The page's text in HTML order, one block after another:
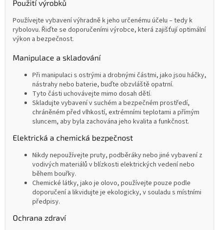
Použití výrobků
Používejte vybavení výhradně k jeho určenému účelu – tedy k
rybolovu. Řiďte se doporučeními výrobce, která zajišťují optimální
výkon a bezpečnost.
Manipulace a skladování
Při manipulaci s ostrými a drobnými částmi, jako jsou háčky,
nástrahy nebo baterie, buďte obzvláště opatrní.
Tyto části uchovávejte mimo dosah dětí.
Skladujte vybavení v suchém a bezpečném prostředí,
chráněném před vlhkostí, extrémními teplotami a přímým
sluncem, aby byla zachována jeho kvalita a funkčnost.
Elektrická a chemická bezpečnost
Nikdy nepoužívejte pruty, podběráky nebo jiné vybavení z
vodivých materiálů v blízkosti elektrických vedení nebo
během bouřky.
Chemické látky, jako je olovo, používejte pouze podle
doporučení a likvidujte je ekologicky, v souladu s místními
předpisy.
Ochrana zdraví